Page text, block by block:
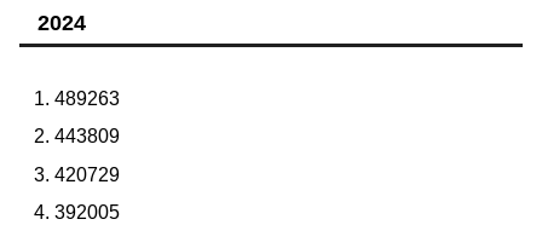
2024
489263
443809
420729
392005